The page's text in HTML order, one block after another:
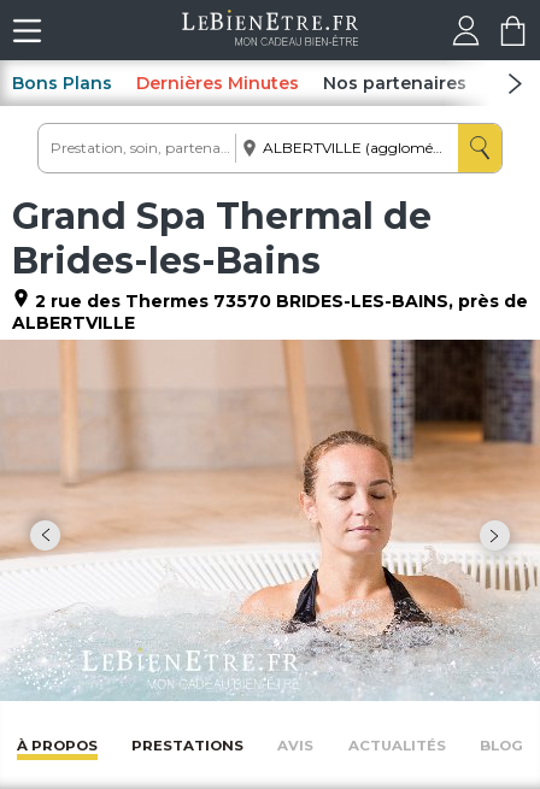
Bons Plans Dernières Minutes Nos partenaires Spas
Grand Spa Thermal de
Brides-les-Bains
2 rue des Thermes 73570 BRIDES-LES-BAINS, près de
ALBERTVILLE
À PROPOS PRESTATIONS AVIS ACTUALITÉS BLOG